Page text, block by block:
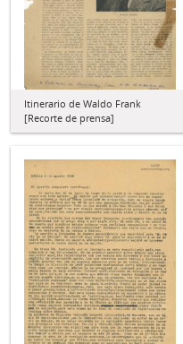
Itinerario de Waldo Frank
[Recorte de prensa]